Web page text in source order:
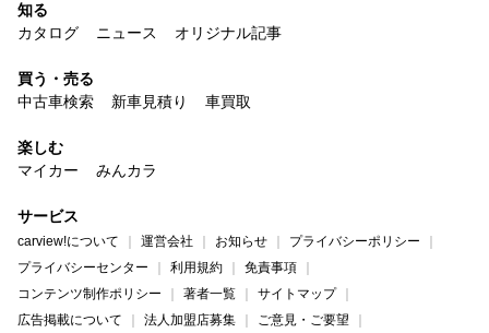
知る
カタログ
ニュース オリジナル記事
買う・売る
中古車検索
新車見積り 車買取
楽しむ
マイカー
みんカラ
サービス
carview!について 運営会社 お知らせ
プライバシーポリシー
プライバシーセンター
利用規約
免責事項
コンテンツ制作ポリシー
著者一覧
サイトマップ
広告掲載について
法人加盟店募集 ご意見・ご要望